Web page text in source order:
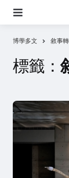
博學多文 敘事
標籤：